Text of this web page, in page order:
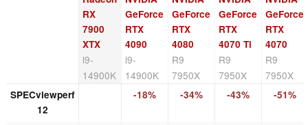
RX
7900
XTX
i9-
14900K
GeForce
RTX
4090
i9-
14900K
GeForce
RTX
4080
R9
7950X
GeForce
RTX
4070 Ti
R9
7950X
GeForce
RTX
4070
R9
7950X
SPECviewperf
12
-18% -34% -43% -51%